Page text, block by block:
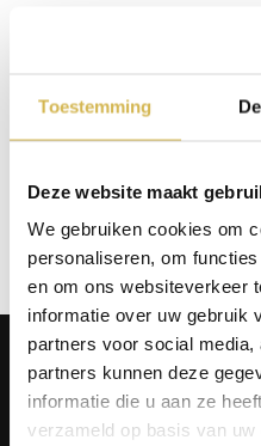
Toestemming
Deze website maakt
We gebruiken cookies om
personaliseren, om
en om ons websiteverkeer
informatie over uw gebruik
partners voor social
partners kunnen deze
informatie die u aan ze
verzameld op basis van
Op
Producten
Tafels
Wanddecoratie
Tv-meubels